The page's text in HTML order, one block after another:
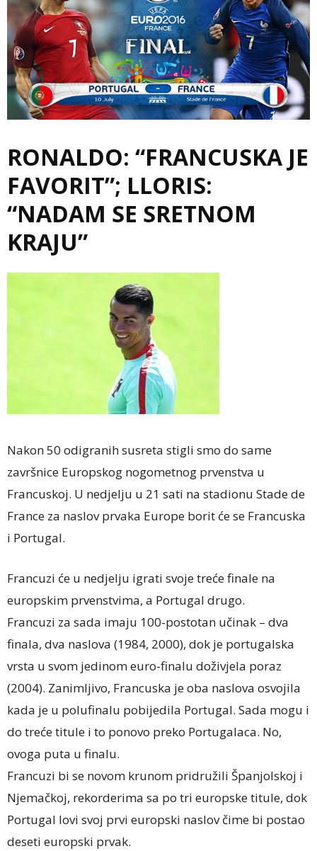
RONALDO: “FRANCUSKA JE
FAVORIT”; LLORIS:
“NADAM SE SRETNOM
KRAJU”
Nakon 50 odigranih susreta stigli smo do same
završnice Europskog nogometnog prvenstva u
Francuskoj. U nedjelju u 21 sati na stadionu Stade de
France za naslov prvaka Europe borit će se Francuska
i Portugal.
Francuzi će u nedjelju igrati svoje treće finale na
europskim prvenstvima, a Portugal drugo.
Francuzi za sada imaju 100-postotan učinak – dva
finala, dva naslova (1984, 2000), dok je portugalska
vrsta u svom jedinom euro-finalu doživjela poraz
(2004). Zanimljivo, Francuska je oba naslova osvojila
kada je u polufinalu pobijedila Portugal. Sada mogu i
do treće titule i to ponovo preko Portugalaca. No,
ovoga puta u finalu.
Francuzi bi se novom krunom pridružili Španjolskoj i
Njemačkoj, rekorderima sa po tri europske titule, dok
Portugal lovi svoj prvi europski naslov čime bi postao
deseti europski prvak.